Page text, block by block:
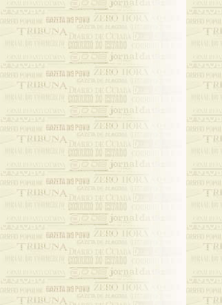
também outros artigos em que Rui Barbosa falará
encontram-se dos volumes 6, 7 e 8 de sua
compreendem parte significativa dos textos
se de modo mais efetivo do objetivo do texto,
e o dever da verdade, a mais sistemática
que configuram um pensamento do autor
biografia de Rui Barbosa
imprensa: jornalismo de combate
tribunas; uma, pela vocação do nosso trabalho: a
Congresso. Não renunciaremos a nenhuma das
e outra fizermos, apelaremos dos amigos do
país.
(Jornal do Brasil, 28 de julho de 1893, in Barbosa,
que Rui Barbosa em determinadas circunstâncias
Diria também que, ao lado do direito, a imprensa
todas" (apud Marques de Melo, 1993, 44). Com
momentos vemos como ele anima,
área. Assim, nascido em Salvador (BA), em
depois, se iniciaria na imprensa,
Paulo. O jovem Rui foi para esta cidade para